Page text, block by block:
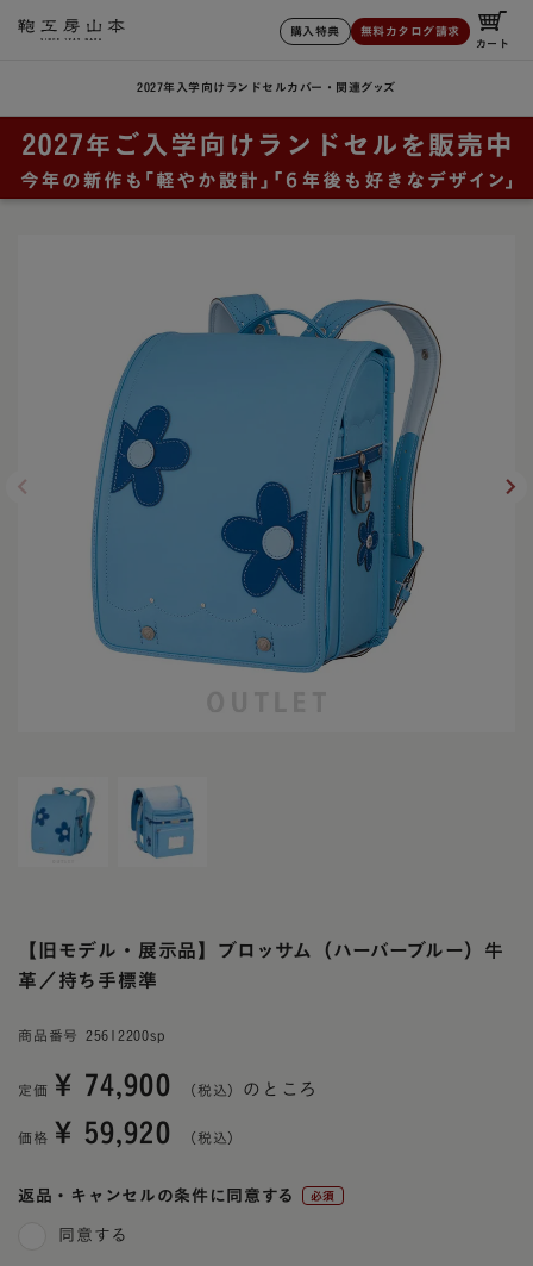
購入特典 無料カタログ請求
カート
2027年入学向けランドセル カバー・関連グッズ
【旧モデル・展示品】ブロッサム（ハーバーブルー）牛
革／持ち手標準
商品番号 25612200sp
定価 ¥ 74,900 のところ
価格 ¥ 59,920
返品・キャンセルの条件に同意する
同意する